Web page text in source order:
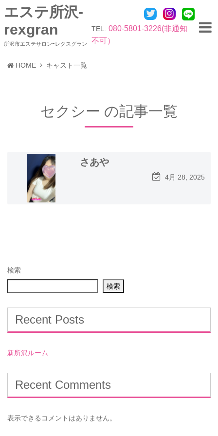
エステ所沢-
rexgran
所沢市エステサロンｰレクスグラン
TEL: 080-5801-3226(非通知
不可）
HOME キャスト一覧
セクシー の記事一覧
さあや
4月 28, 2025
検索
検索
Recent Posts
新所沢ルーム
Recent Comments
表示できるコメントはありません。